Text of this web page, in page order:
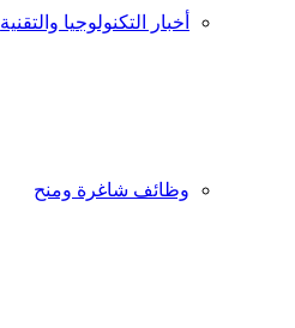
أخبار التكنولوجيا والتقنية
وظائف شاغرة ومنح